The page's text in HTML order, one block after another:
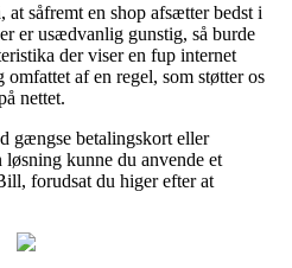
såfremt en shop afsætter bedst i
er usædvanlig gunstig, så burde
der viser en fup internet
af en regel, som støtter os
nettet.
gængse betalingskort eller
kunne du anvende et
forudsat du higer efter at